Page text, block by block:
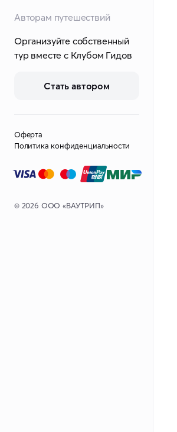
Авторам путешествий
Организуйте собственный
тур вместе с Клубом Гидов
Стать автором
Оферта
Политика конфиденциальности
© 2026 ООО «ВАУТРИП»